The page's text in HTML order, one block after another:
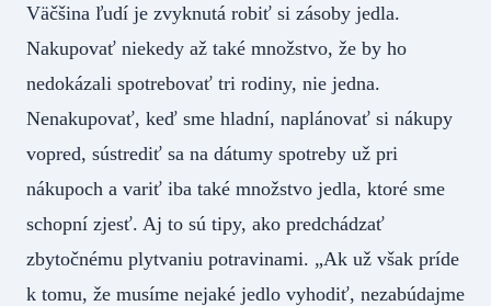
Väčšina ľudí je zvyknutá robiť si zásoby jedla.
Nakupovať niekedy až také množstvo, že by ho
nedokázali spotrebovať tri rodiny, nie jedna.
Nenakupovať, keď sme hladní, naplánovať si nákupy
vopred, sústrediť sa na dátumy spotreby už pri
nákupoch a variť iba také množstvo jedla, ktoré sme
schopní zjesť. Aj to sú tipy, ako predchádzať
zbytočnému plytvaniu potravinami. „Ak už však príde
k tomu, že musíme nejaké jedlo vyhodiť, nezabúdajme